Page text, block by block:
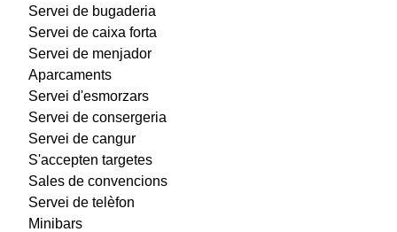
Servei de bugaderia
Servei de caixa forta
Servei de menjador
Aparcaments
Servei d'esmorzars
Servei de consergeria
Servei de cangur
S'accepten targetes
Sales de convencions
Servei de telèfon
Minibars